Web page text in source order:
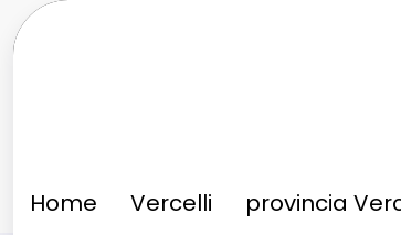
al
Home Vercelli provincia